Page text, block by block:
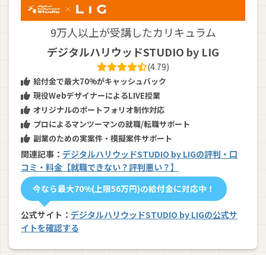
9万人以上が受講したカリキュラム
デジタルハリウッドSTUDIO by LIG
(4.79)
給付金で最大70%がキャッシュバック
現役WebデザイナーによるLIVE授業
オリジナルのポートフォリオ制作対応
プロによるマンツーマンの就職/転職サポート
副業のための実案件・模擬案件サポート
関連記事： デジタルハリウッドSTUDIO by LIGの評判・口
コミ・料金【就職できない？評判悪い？】
今なら最大70%(上限56万円)の給付金に対応中！
公式サイト： デジタルハリウッドSTUDIO by LIGの公式サ
イトを確認する